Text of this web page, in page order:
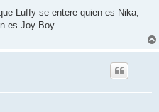
Luffy se entere quien es Nika,
es Joy Boy